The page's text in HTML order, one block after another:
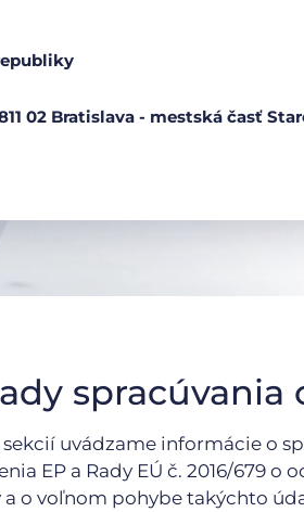
02 Bratislava - mestská časť
uvádzame informácie o
EP a Rady EÚ č. 2016/679
a o voľnom pohybe takýchto